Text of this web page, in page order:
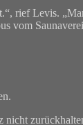
rief Levis.
vom
nicht